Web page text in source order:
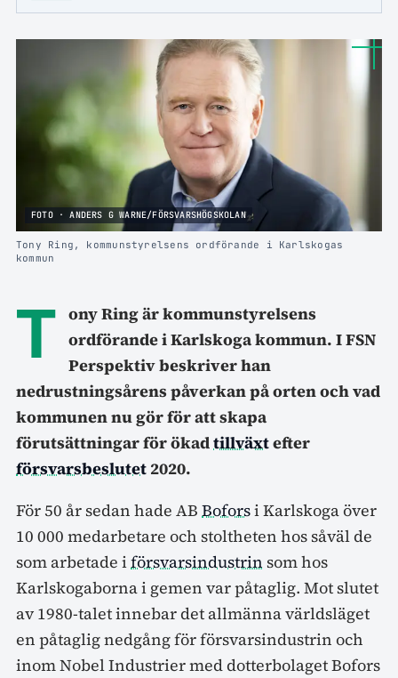
FOTO · ANDERS G WARNE/FÖRSVARSHÖGSKOLAN
Tony Ring, kommunstyrelsens ordförande i Karlskogas
kommun
T ony Ring är kommunstyrelsens
ordförande i Karlskoga kommun. I FSN
Perspektiv beskriver han
nedrustningsårens påverkan på orten och vad
kommunen nu gör för att skapa
förutsättningar för ökadtillväxtefter
försvarsbeslutet 2020.
För 50 år sedan hade AB Boforsi Karlskoga över
10 000 medarbetare och stoltheten hos såväl de
som arbetade iförsvarsindustrin som hos
Karlskogaborna i gemen var påtaglig. Mot slutet
av 1980-talet innebar det allmänna världsläget
en påtaglig nedgång för försvarsindustrin och
inom Nobel Industrier med dotterbolaget Bofors